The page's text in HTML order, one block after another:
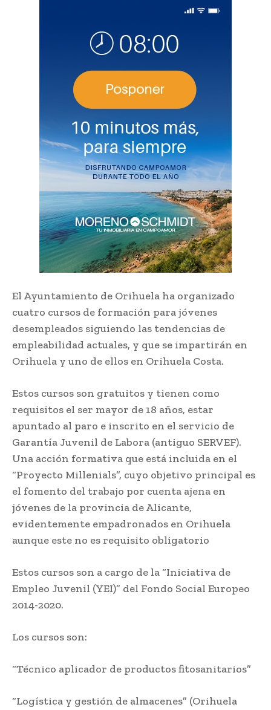
El Ayuntamiento de Orihuela ha organizado
cuatro cursos de formación para jóvenes
desempleados siguiendo las tendencias de
empleabilidad actuales, y que se impartirán en
Orihuela y uno de ellos en Orihuela Costa.
Estos cursos son gratuitos y tienen como
requisitos el ser mayor de 18 años, estar
apuntado al paro e inscrito en el servicio de
Garantía Juvenil de Labora (antiguo SERVEF).
Una acción formativa que está incluida en el
“Proyecto Millenials”, cuyo objetivo principal es
el fomento del trabajo por cuenta ajena en
jóvenes de la provincia de Alicante,
evidentemente empadronados en Orihuela
aunque este no es requisito obligatorio
Estos cursos son a cargo de la “Iniciativa de
Empleo Juvenil (YEI)” del Fondo Social Europeo
2014-2020.
Los cursos son:
“Técnico aplicador de productos fitosanitarios”
“Logística y gestión de almacenes” (Orihuela